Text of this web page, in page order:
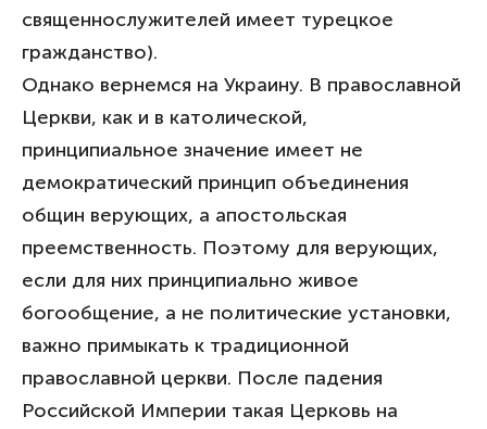
священнослужителей имеет турецкое
гражданство).
Однако вернемся на Украину. В православной
Церкви, как и в католической,
принципиальное значение имеет не
демократический принцип объединения
общин верующих, а апостольская
преемственность. Поэтому для верующих,
если для них принципиально живое
богообщение, а не политические установки,
важно примыкать к традиционной
православной церкви. После падения
Российской Империи такая Церковь на